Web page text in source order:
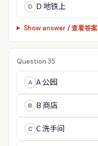
D D 地铁上
Show answer / 查看答案
Question 35
A A 公园
B B 商店
C C 洗手间